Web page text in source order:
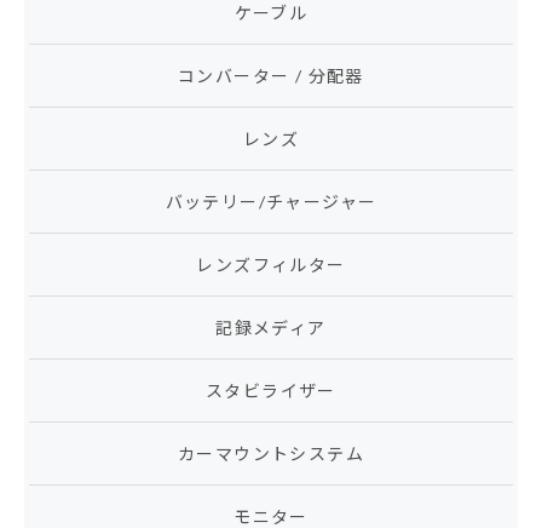
ケーブル
コンバーター / 分配器
レンズ
バッテリー/チャージャー
レンズフィルター
記録メディア
スタビライザー
カーマウントシステム
モニター